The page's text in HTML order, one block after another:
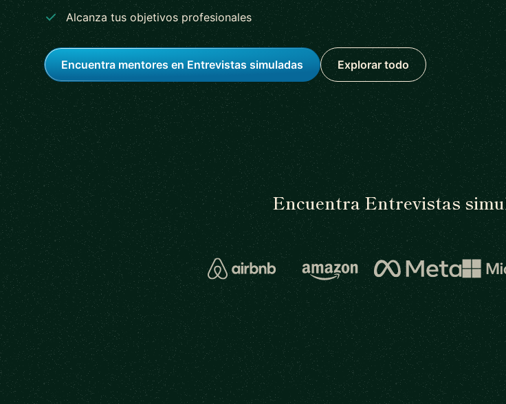
Alcanza tus objetivos profesionales
Encuentra mentores en Entrevistas simuladas Explorar todo
Encuentra Entrevistas